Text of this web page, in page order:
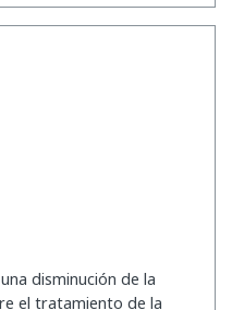
disminución de la
el tratamiento de la